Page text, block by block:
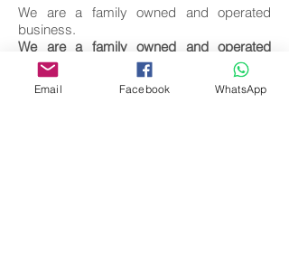
We are a family owned and operated
business.
We are a family owned and operated
business.
Key words:
Email Facebook WhatsApp